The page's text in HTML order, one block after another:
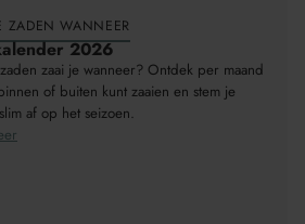
ZADEN WANNEER
2026
zaai je wanneer? Ontdek per maand
of buiten kunt zaaien en stem je
af op het seizoen.